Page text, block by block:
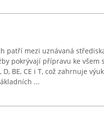
patří mezi uznávaná
pokrývají přípravu ke všem
BE, CE i T, což zahrnuje
...